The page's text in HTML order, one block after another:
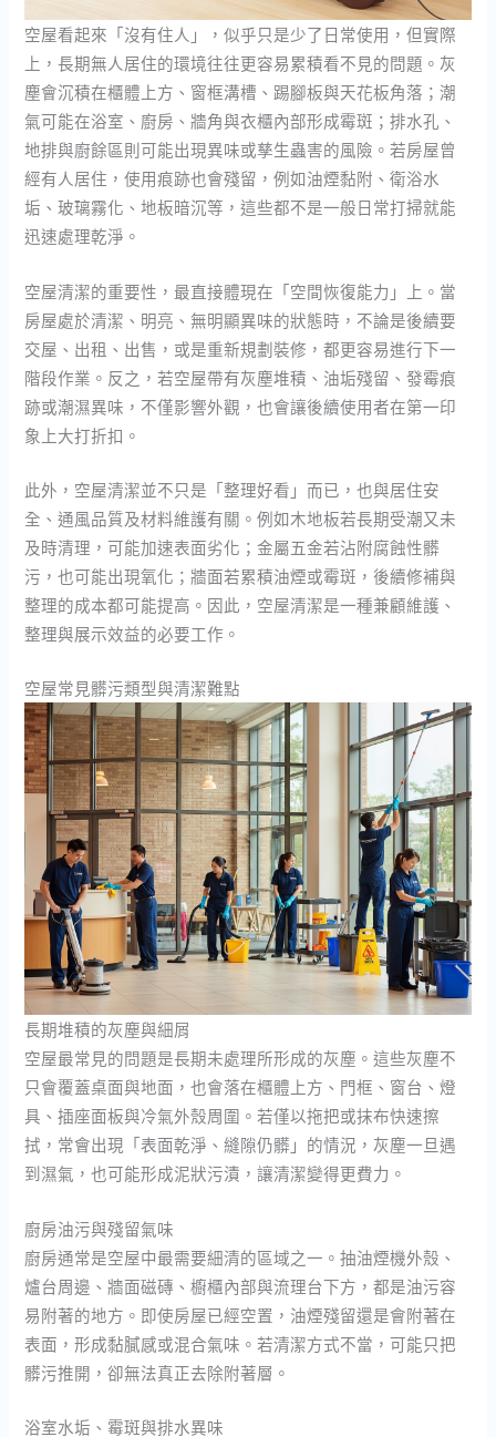
空屋看起來「沒有住人」，似乎只是少了日常使用，但實際
上，長期無人居住的環境往往更容易累積看不見的問題。灰
塵會沉積在櫃體上方、窗框溝槽、踢腳板與天花板角落；潮
氣可能在浴室、廚房、牆角與衣櫃內部形成霉斑；排水孔、
地排與廚餘區則可能出現異味或孳生蟲害的風險。若房屋曾
經有人居住，使用痕跡也會殘留，例如油煙黏附、衛浴水
垢、玻璃霧化、地板暗沉等，這些都不是一般日常打掃就能
迅速處理乾淨。
空屋清潔的重要性，最直接體現在「空間恢復能力」上。當
房屋處於清潔、明亮、無明顯異味的狀態時，不論是後續要
交屋、出租、出售，或是重新規劃裝修，都更容易進行下一
階段作業。反之，若空屋帶有灰塵堆積、油垢殘留、發霉痕
跡或潮濕異味，不僅影響外觀，也會讓後續使用者在第一印
象上大打折扣。
此外，空屋清潔並不只是「整理好看」而已，也與居住安
全、通風品質及材料維護有關。例如木地板若長期受潮又未
及時清理，可能加速表面劣化；金屬五金若沾附腐蝕性髒
污，也可能出現氧化；牆面若累積油煙或霉斑，後續修補與
整理的成本都可能提高。因此，空屋清潔是一種兼顧維護、
整理與展示效益的必要工作。
空屋常見髒污類型與清潔難點
長期堆積的灰塵與細屑
空屋最常見的問題是長期未處理所形成的灰塵。這些灰塵不
只會覆蓋桌面與地面，也會落在櫃體上方、門框、窗台、燈
具、插座面板與冷氣外殼周圍。若僅以拖把或抹布快速擦
拭，常會出現「表面乾淨、縫隙仍髒」的情況，灰塵一旦遇
到濕氣，也可能形成泥狀污漬，讓清潔變得更費力。
廚房油污與殘留氣味
廚房通常是空屋中最需要細清的區域之一。抽油煙機外殼、
爐台周邊、牆面磁磚、櫥櫃內部與流理台下方，都是油污容
易附著的地方。即使房屋已經空置，油煙殘留還是會附著在
表面，形成黏膩感或混合氣味。若清潔方式不當，可能只把
髒污推開，卻無法真正去除附著層。
浴室水垢、霉斑與排水異味